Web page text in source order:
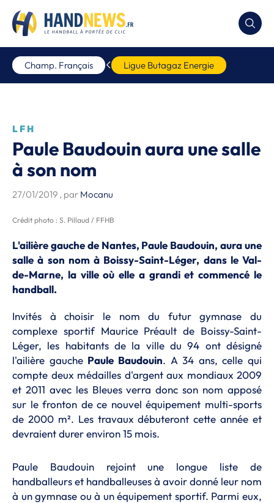
Champ. Français Ligue Butagaz Energie
LFH
Paule Baudouin aura une salle
à son nom
27/01/2019 , par Mocanu
Crédit photo : S. Pillaud / FFHB
L'ailière gauche de Nantes, Paule Baudouin, aura une
salle à son nom à Boissy-Saint-Léger, dans le Val-
de-Marne, la ville où elle a grandi et commencé le
handball.
Invités à choisir le nom du futur gymnase du
complexe sportif Maurice Préault de Boissy-Saint-
Léger, les habitants de la ville du 94 ont désigné
l'ailière gauche Paule Baudouin. A 34 ans, celle qui
compte deux médailles d'argent aux mondiaux 2009
et 2011 avec les Bleues verra donc son nom apposé
sur le fronton de ce nouvel équipement multi-sports
de 2000 m². Les travaux débuteront cette année et
devraient durer environ 15 mois.
Paule Baudouin rejoint une longue liste de
handballeurs et handballeuses à avoir donné leur nom
à un gymnase ou à un équipement sportif. Parmi eux,